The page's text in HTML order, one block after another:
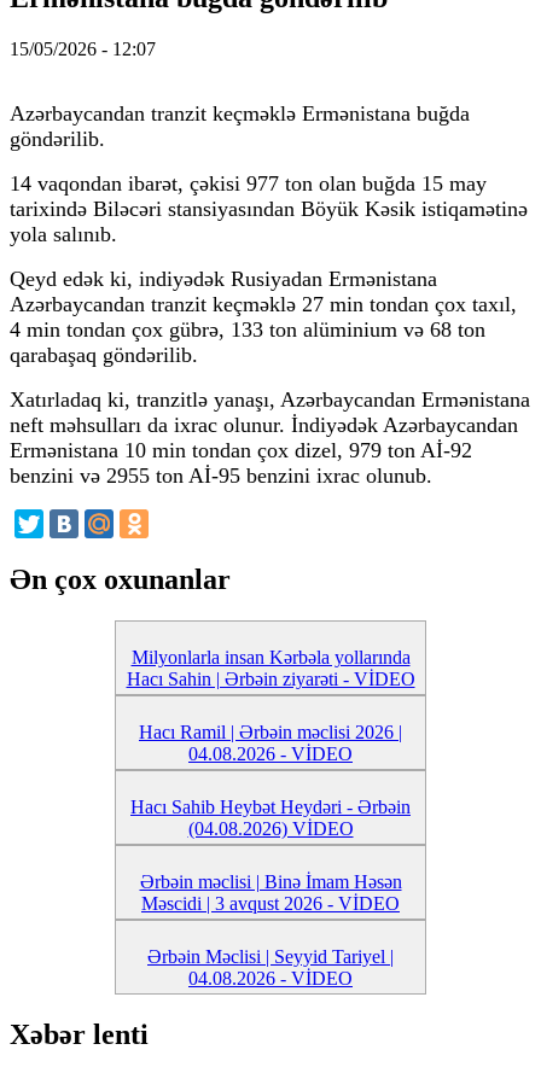
15/05/2026 - 12:07
Azərbaycandan tranzit keçməklə Ermənistana buğda
göndərilib.
14 vaqondan ibarət, çəkisi 977 ton olan buğda 15 may
tarixində Biləcəri stansiyasından Böyük Kəsik istiqamətinə
yola salınıb.
Qeyd edək ki, indiyədək Rusiyadan Ermənistana
Azərbaycandan tranzit keçməklə 27 min tondan çox taxıl,
4 min tondan çox gübrə, 133 ton alüminium və 68 ton
qarabaşaq göndərilib.
Xatırladaq ki, tranzitlə yanaşı, Azərbaycandan Ermənistana
neft məhsulları da ixrac olunur. İndiyədək Azərbaycandan
Ermənistana 10 min tondan çox dizel, 979 ton Aİ-92
benzini və 2955 ton Aİ-95 benzini ixrac olunub.
Ən çox oxunanlar
Milyonlarla insan Kərbəla yollarında
Hacı Sahin | Ərbəin ziyarəti - VİDEO
Hacı Ramil | Ərbəin məclisi 2026 |
04.08.2026 - VİDEO
Hacı Sahib Heybət Heydəri - Ərbəin
(04.08.2026) VİDEO
Ərbəin məclisi | Binə İmam Həsən
Məscidi | 3 avqust 2026 - VİDEO
Ərbəin Məclisi | Seyyid Tariyel |
04.08.2026 - VİDEO
Xəbər lenti